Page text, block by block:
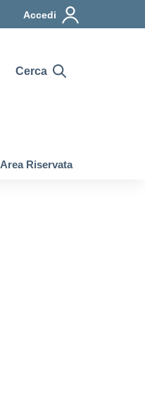
Accedi
Cerca
Area Riservata